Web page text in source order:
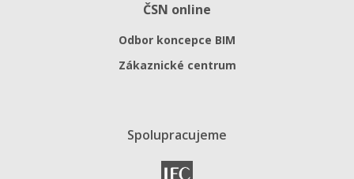
ČSN online
Odbor koncepce BIM
Zákaznické centrum
Spolupracujeme